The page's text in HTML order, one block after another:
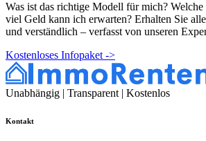
Was ist das richtige Modell für mich?
viel Geld kann ich erwarten? Erhalten Sie
und verständlich – verfasst von unseren
Kostenloses Infopaket ->
Unabhängig | Transparent | Kostenlos
Kontakt